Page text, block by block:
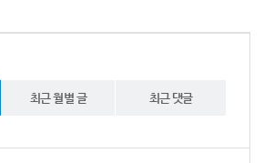
최근 월별 글 최근 댓글